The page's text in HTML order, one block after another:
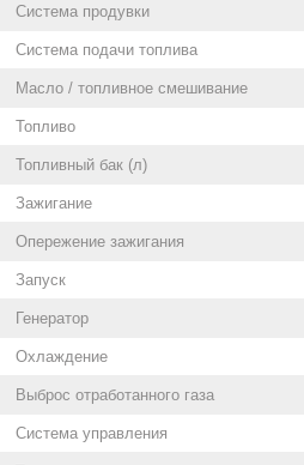
Система продувки
Система подачи топлива
Масло / топливное смешивание
Топливо
Топливный бак (л)
Зажигание
Опережение зажигания
Запуск
Генератор
Охлаждение
Выброс отработанного газа
Система управления